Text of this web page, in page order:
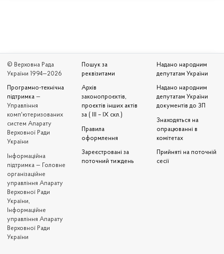
© Верховна Рада
України 1994—2026
Програмно-технічна
підтримка —
Управління
комп'ютеризованих
систем Апарату
Верховної Ради
України
Iнформаційна
підтримка — Головне
організаційне
управління Апарату
Верховної Ради
України,
Інформаційне
управління Апарату
Верховної Ради
України
Пошук за
реквізитами
Архів
законопроєктів,
проєктів інших актів
за ( III – IX скл.)
Правила
оформлення
Зареєстровані за
поточний тиждень
Надано народним
депутатам України
Надано народним
депутатам України
документів до ЗП
Знаходяться на
опрацюванні в
комітетах
Прийняті на поточній
сесії